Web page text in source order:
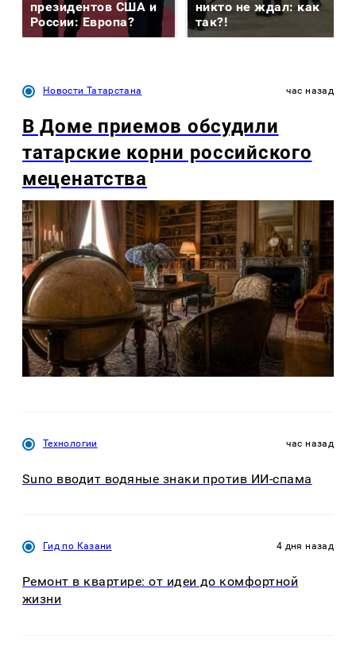
президентов США и
России: Европа?
никто не ждал: как
так?!
Новости Татарстана час назад
В Доме приемов обсудили
татарские корни российского
меценатства
Технологии час назад
Suno вводит водяные знаки против ИИ-спама
Гид по Казани 4 дня назад
Ремонт в квартире: от идеи до комфортной
жизни